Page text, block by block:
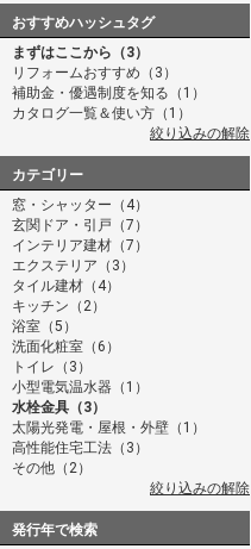
おすすめハッシュタグ
まずはここから（3）
リフォームおすすめ（3）
補助金・優遇制度を知る（1）
カタログ一覧＆使い方（1）
絞り込みの解除
カテゴリー
窓・シャッター（4）
玄関ドア・引戸（7）
インテリア建材（7）
エクステリア（3）
タイル建材（4）
キッチン（2）
浴室（5）
洗面化粧室（6）
トイレ（3）
小型電気温水器（1）
水栓金具（3）
太陽光発電・屋根・外壁（1）
高性能住宅工法（3）
その他（2）
絞り込みの解除
発行年で検索